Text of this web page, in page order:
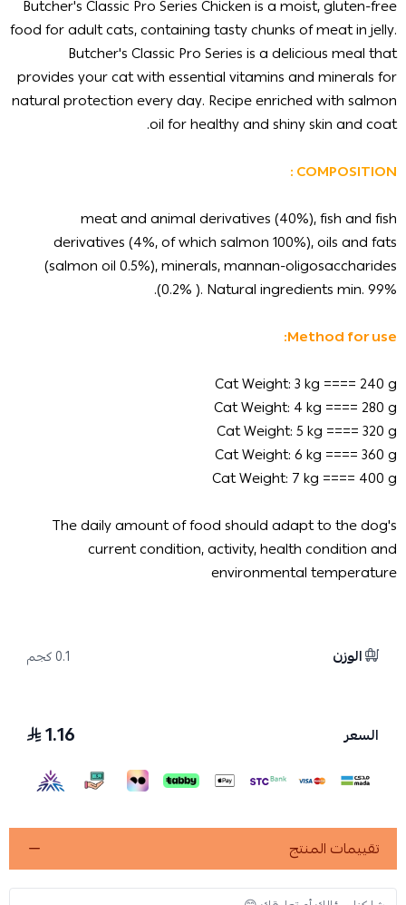
Butcher's Classic Pro Series Chicken is a moist, gluten-free
food for adult cats, containing tasty chunks of meat in jelly.
Butcher's Classic Pro Series is a delicious meal that
provides your cat with essential vitamins and minerals for
natural protection every day. Recipe enriched with salmon
oil for healthy and shiny skin and coat.
COMPOSITION :
meat and animal derivatives (40%), fish and fish
derivatives (4%, of which salmon 100%), oils and fats
(salmon oil 0.5%), minerals, mannan-oligosaccharides
(0.2% ). Natural ingredients min. 99%.
Method for use:
Cat Weight: 3 kg ==== 240 g
Cat Weight: 4 kg ==== 280 g
Cat Weight: 5 kg ==== 320 g
Cat Weight: 6 kg ==== 360 g
Cat Weight: 7 kg ==== 400 g
The daily amount of food should adapt to the dog's
current condition, activity, health condition and
environmental temperature
الوزن 0.1 كجم
السعر 1.16
تقييمات المنتج